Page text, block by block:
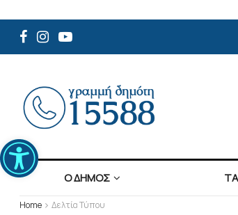
Ανοίξτε τη γραμμή εργαλείων
Ο ΔΗΜΟΣ
Home Δελτία Τύπου